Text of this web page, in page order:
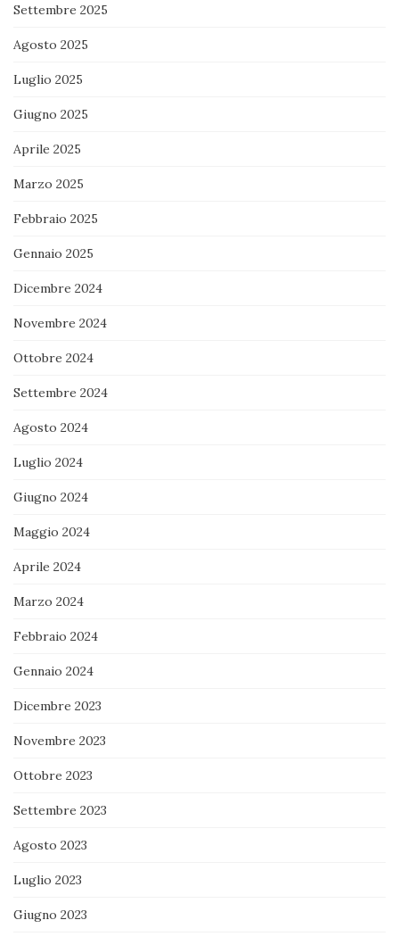
Settembre 2025
Agosto 2025
Luglio 2025
Giugno 2025
Aprile 2025
Marzo 2025
Febbraio 2025
Gennaio 2025
Dicembre 2024
Novembre 2024
Ottobre 2024
Settembre 2024
Agosto 2024
Luglio 2024
Giugno 2024
Maggio 2024
Aprile 2024
Marzo 2024
Febbraio 2024
Gennaio 2024
Dicembre 2023
Novembre 2023
Ottobre 2023
Settembre 2023
Agosto 2023
Luglio 2023
Giugno 2023